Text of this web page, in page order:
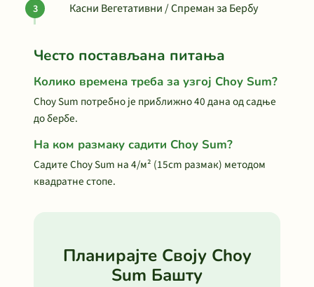
Касни Вегетативни / Спреман за Бербу
Често постављана питања
Колико времена треба за узгој Choy Sum?
Choy Sum потребно је приближно 40 дана од садње
до бербе.
На ком размаку садити Choy Sum?
Садите Choy Sum на 4/м² (15cm размак) методом
квадратне стопе.
Планирајте Своју Choy
Sum Башту